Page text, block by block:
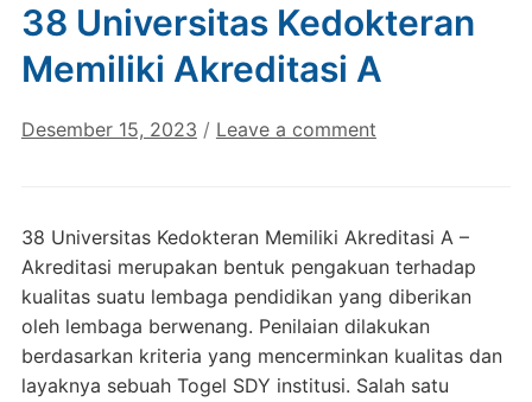
38 Universitas Kedokteran
Memiliki Akreditasi A
Desember 15, 2023 / Leave a comment
38 Universitas Kedokteran Memiliki Akreditasi A –
Akreditasi merupakan bentuk pengakuan terhadap
kualitas suatu lembaga pendidikan yang diberikan
oleh lembaga berwenang. Penilaian dilakukan
berdasarkan kriteria yang mencerminkan kualitas dan
layaknya sebuah Togel SDY institusi. Salah satu